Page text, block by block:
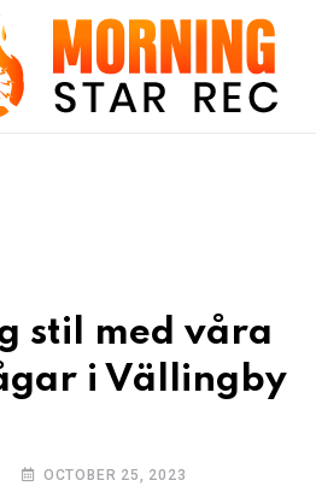
stil med våra
i Vällingby
OCTOBER 25, 2023